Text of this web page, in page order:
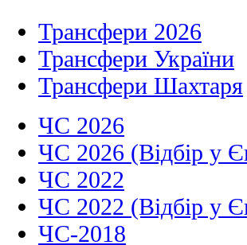
Трансфери 2026
Трансфери України
Трансфери Шахтаря
ЧС 2026
ЧС 2026 (Відбір у
ЧС 2022
ЧС 2022 (Відбір у
ЧС-2018